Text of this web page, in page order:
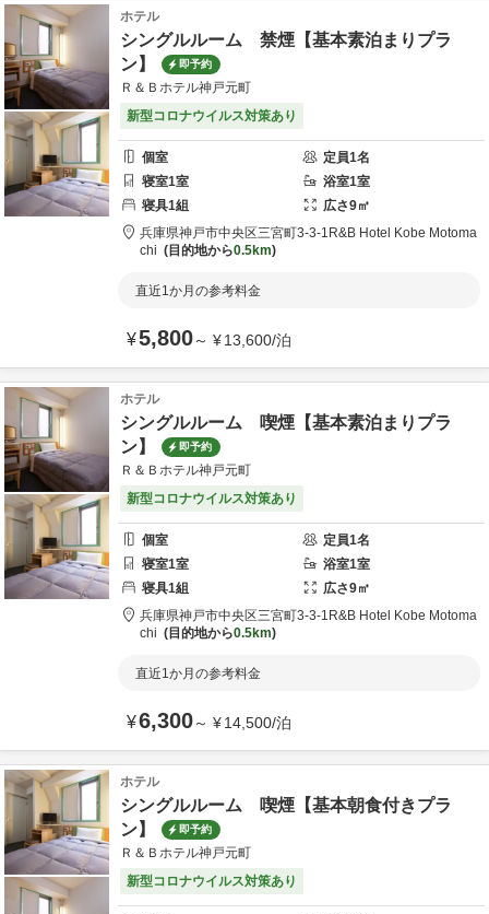
ホテル
シングルルーム 禁煙【基本素泊まりプラ
ン】
即予約
Ｒ＆Ｂホテル神戸元町
新型コロナウイルス対策あり
個室 定員1名
寝室1室 浴室1室
寝具1組 広さ9㎡
兵庫県神戸市中央区三宮町3-3-1 R&B Hotel Kobe Motoma
chi
目的地から0.5km
直近1か月の参考料金
¥5,800～ ¥13,600/泊
ホテル
シングルルーム 喫煙【基本素泊まりプラ
ン】
即予約
Ｒ＆Ｂホテル神戸元町
新型コロナウイルス対策あり
個室 定員1名
寝室1室 浴室1室
寝具1組 広さ9㎡
兵庫県神戸市中央区三宮町3-3-1 R&B Hotel Kobe Motoma
chi
目的地から0.5km
直近1か月の参考料金
¥6,300～ ¥14,500/泊
ホテル
シングルルーム 喫煙【基本朝食付きプラ
ン】
即予約
Ｒ＆Ｂホテル神戸元町
新型コロナウイルス対策あり